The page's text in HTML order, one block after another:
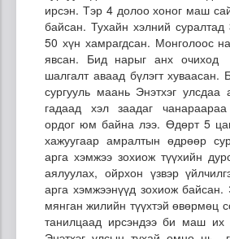
ирсэн. Тэр 4 долоо хоног маш
байсан. Тухайн хэлний суралтад
50 хүн хамрагдсан. Монголоос
явсан. Бид нарыг анх очиход
шалгалт аваад бүлэгт
сургууль маань Энэтхэг улсдаа
гадаад хэл заадаг
ордог юм байна лээ. Өдөрт 5
хажуугаар амралтын өдрөөр
арга хэмжээ зохиож түүхийн
аялуулах, ойрхон үзвэр
арга хэмжээнүүд зохиож байсан.
мянган жилийн түүхтэй өвөрмөц
танилцаад ирсэндээ би маш их